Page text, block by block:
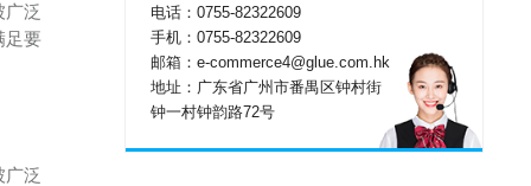
广泛
足要
广泛
电话：0755-82322609
手机：0755-82322609
邮箱：e-commerce4@glue.com.hk
地址：广东省广州市番禺区钟村街
钟一村钟韵路72号